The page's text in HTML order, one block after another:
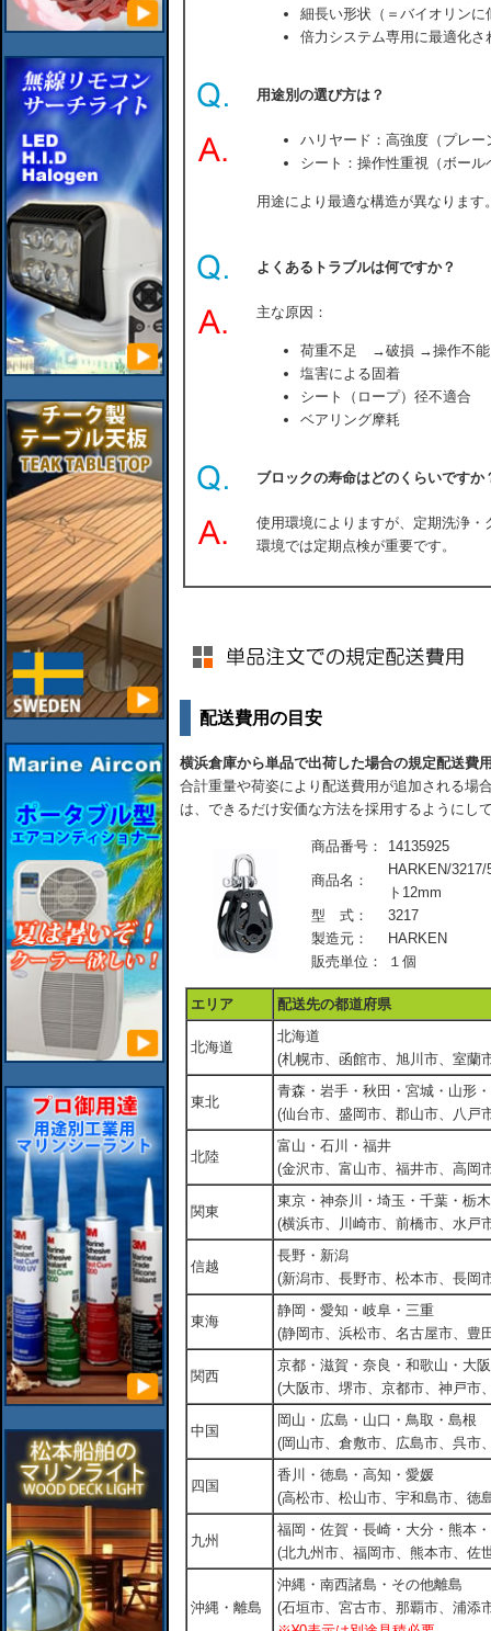
細長い形状（＝バイオリンに
倍力システム専用に最適化さ
用途別の選び方は？
ハリヤード：高強度（プレー
シート：操作性重視（ボール
用途により最適な構造が異なります
よくあるトラブルは何ですか？
主な原因：
荷重不足 →破損 →操作不
塩害による固着
シート（ロープ）径不適合
ベアリング摩耗
ブロックの寿命はどのくらいですか
使用環境によりますが、定期洗浄
環境では定期点検が重要です。
配送費用の目安
横浜倉庫から単品で出荷した場合の規定配送費
合計重量や荷姿により配送費用が追加される場
は、できるだけ安価な方法を採用するようにし
商品番号： 14135925
商品名：
HARKEN/
ト12mm
型 式：
3217
製造元：
HARKEN
販売単位：
１個
エリア 配送先の都道府県
北海道
北海道
(札幌市、函館市、旭川市、室蘭
東北
青森・岩手・秋田・宮城・山形
(仙台市、盛岡市、郡山市、八戸
北陸
富山・石川・福井
(金沢市、富山市、福井市、高岡
関東
東京・神奈川・埼玉・千葉・栃
(横浜市、川崎市、前橋市、水戸
信越
長野・新潟
(新潟市、長野市、松本市、長岡
東海
静岡・愛知・岐阜・三重
(静岡市、浜松市、名古屋市、豊
関西
京都・滋賀・奈良・和歌山・大
(大阪市、堺市、京都市、神戸市
中国
岡山・広島・山口・鳥取・島根
(岡山市、倉敷市、広島市、呉市
四国
香川・徳島・高知・愛媛
(高松市、松山市、宇和島市、徳
九州
福岡・佐賀・長崎・大分・熊本
(北九州市、福岡市、熊本市、佐
沖縄・離島
沖縄・南西諸島・その他離島
(石垣市、宮古市、那覇市、浦添